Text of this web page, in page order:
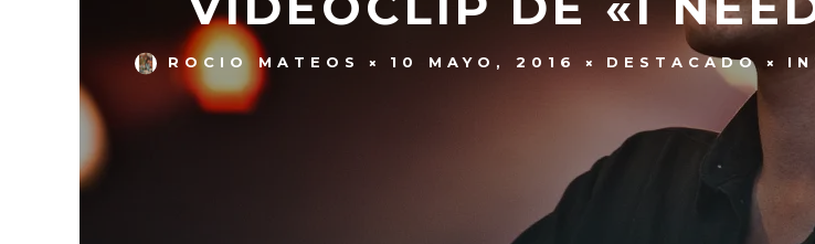
ROCIO MATEOS 10 MAYO, 2016 DESTACADO